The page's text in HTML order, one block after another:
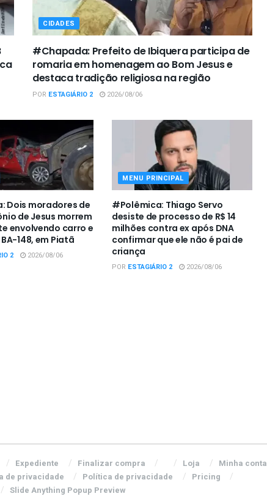
CIDADES
#Chapada: Prefeito de Ibiquera participa de
romaria em homenagem ao Bom Jesus e
destaca tradição religiosa na região
POR ESTAGIÁRIO 2 2026/08/06
Dois moradores de
de Jesus morrem
envolvendo carro e
148, em Piatã
2 2026/08/06
MENU PRINCIPAL
#Polêmica: Thiago Servo
desiste de processo de R$ 14
milhões contra ex após DNA
confirmar que ele não é pai de
criança
POR ESTAGIÁRIO 2 2026/08/06
Expediente Finalizar compra Loja
Minha conta
de privacidade Política de privacidade
Pricing
Slide Anything Popup Preview